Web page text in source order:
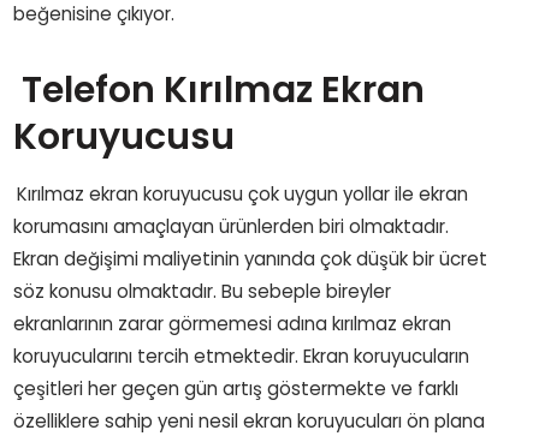
beğenisine çıkıyor.
Telefon Kırılmaz Ekran
Koruyucusu
Kırılmaz ekran koruyucusu çok uygun yollar ile ekran
korumasını amaçlayan ürünlerden biri olmaktadır.
Ekran değişimi maliyetinin yanında çok düşük bir ücret
söz konusu olmaktadır. Bu sebeple bireyler
ekranlarının zarar görmemesi adına kırılmaz ekran
koruyucularını tercih etmektedir. Ekran koruyucuların
çeşitleri her geçen gün artış göstermekte ve farklı
özelliklere sahip yeni nesil ekran koruyucuları ön plana